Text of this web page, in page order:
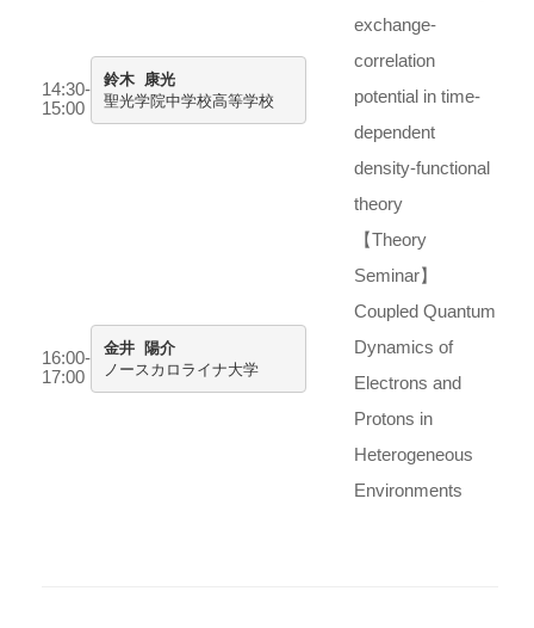
14:30-
15:00
鈴木 康光
聖光学院中学校高等学校
exchange-
correlation
potential in time-
dependent
density-functional
theory
16:00-
17:00
金井 陽介
ノースカロライナ大学
【Theory
Seminar】
Coupled Quantum
Dynamics of
Electrons and
Protons in
Heterogeneous
Environments